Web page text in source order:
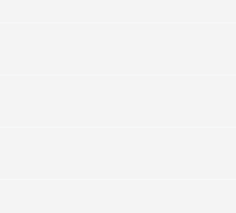
료 처리되는 점 참고 부탁드립니다.